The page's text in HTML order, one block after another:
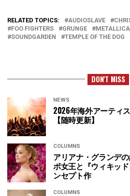
RELATED TOPICS: AUDIOSLAVE
FOO FIGHTERS
GRUNGE METALLICA
SOUNDGARDEN
TEMPLE OF THE DOG
DON'T MISS
NEWS
2026年海外アーティ
【随時更新】
COLUMNS
アリアナ・グランデ
ボ女王と『ウィキッ
ンセプト作
COLUMNS